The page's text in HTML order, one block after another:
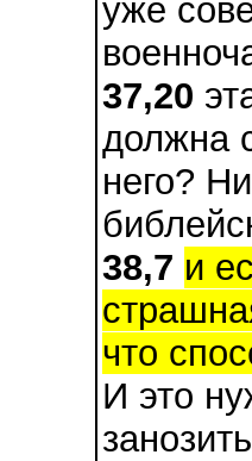
уже
37,20
должна
него?
38,7 и
что
И это